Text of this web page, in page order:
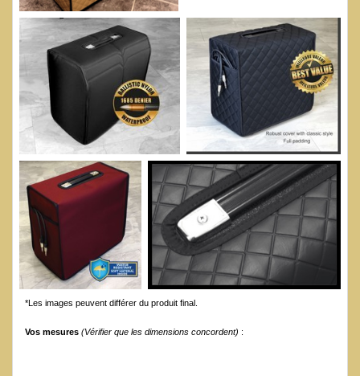
*Les images peuvent différer du produit final.
Vos mesures (Vérifier que les dimensions concordent) :